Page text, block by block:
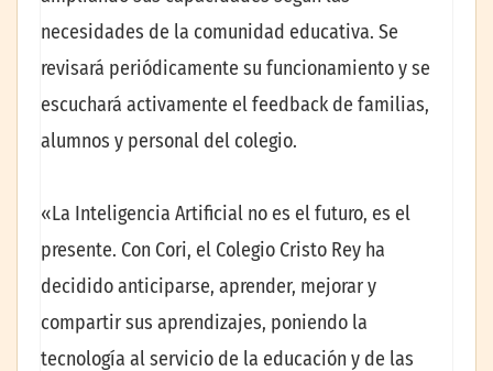
necesidades de la comunidad educativa. Se
revisará periódicamente su funcionamiento y se
escuchará activamente el feedback de familias,
alumnos y personal del colegio.
«La Inteligencia Artificial no es el futuro, es el
presente. Con Cori, el Colegio Cristo Rey ha
decidido anticiparse, aprender, mejorar y
compartir sus aprendizajes, poniendo la
tecnología al servicio de la educación y de las